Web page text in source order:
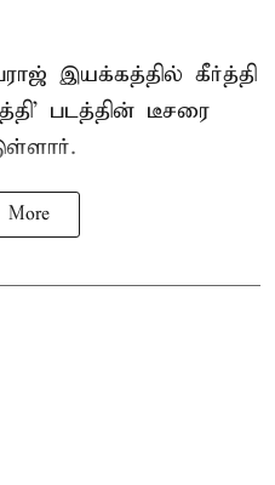
இயக்கத்தில் கீர்த்தி
படத்தின் டீசரை
More